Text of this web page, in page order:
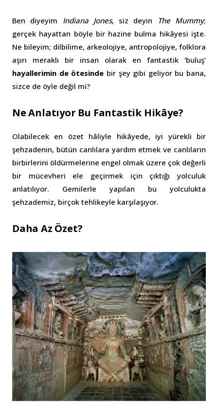
Ben diyeyim Indiana Jones, siz deyin The Mummy;
gerçek hayattan böyle bir hazine bulma hikâyesi işte.
Ne bileyim; dilbilime, arkeolojiye, antropolojiye, folklora
aşırı meraklı bir insan olarak en fantastik ‘buluş’
hayallerimin de ötesinde bir şey gibi geliyor bu bana,
sizce de öyle değil mi?
Ne Anlatıyor Bu Fantastik Hikâye?
Olabilecek en özet hâliyle hikâyede, iyi yürekli bir
şehzadenin, bütün canlılara yardım etmek ve canlıların
birbirlerini öldürmelerine engel olmak üzere çok değerli
bir mücevheri ele geçirmek için çıktığı yolculuk
anlatılıyor. Gemilerle yapılan bu yolculukta
şehzademiz, birçok tehlikeyle karşılaşıyor.
Daha Az Özet?